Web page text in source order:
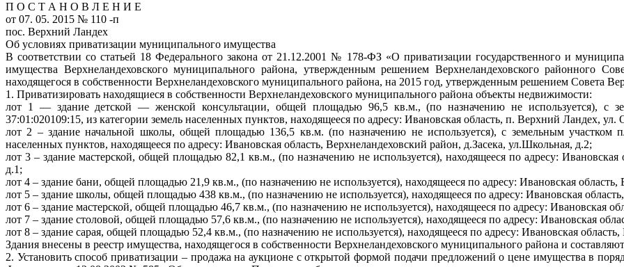
П О С Т А Н О В Л Е Н И Е
от 07. 05. 2015 № 110 -п
пос. Верхний Ландех
Об условиях приватизации муниципального имущества
В соответствии со статьей 18 Федерального закона от 21.12.2001 № 178-ФЗ «О приватизации государственного и
имущества Верхнеландеховского муниципального района, утвержденным решением Верхнеландеховского районного
находящегося в собственности Верхнеландеховского муниципального района, на 2015 год, утвержденным решением Совета
1. Приватизировать находящиеся в собственности Верхнеландеховского муниципального района объекты недвижимости:
лот 1 — здание детской — женской консультации, общей площадью 96,5 кв.м., (по назначению не используется), с
37:01:020109:15, из категории земель населенных пунктов, находящееся по адресу: Ивановская область, п. Верхний Ландех, ул.
лот 2 – здание начальной школы, общей площадью 136,5 кв.м. (по назначению не используется), с земельным участком
населенных пунктов, находящееся по адресу: Ивановская область, Верхнеландеховский район, д.Засека, ул.Школьная, д.2;
лот 3 – здание мастерской, общей площадью 82,1 кв.м., (по назначению не используется), находящееся по адресу:
д.1;
лот 4 – здание бани, общей площадью 21,9 кв.м., (по назначению не используется), находящееся по адресу: Ивановская
лот 5 – здание школы, общей площадью 438 кв.м., (по назначению не используется), находящееся по адресу: Ивановская
лот 6 – здание мастерской, общей площадью 46,7 кв.м., (по назначению не используется), находящееся по адресу: Ивановская
лот 7 – здание столовой, общей площадью 57,6 кв.м., (по назначению не используется), находящееся по адресу: Ивановская
лот 8 – здание сарая, общей площадью 52,4 кв.м., (по назначению не используется), находящееся по адресу: Ивановская
Здания внесены в реестр имущества, находящегося в собственности Верхнеландеховского муниципального района и
2. Установить способ приватизации – продажа на аукционе с открытой формой подачи предложений о цене имущества в